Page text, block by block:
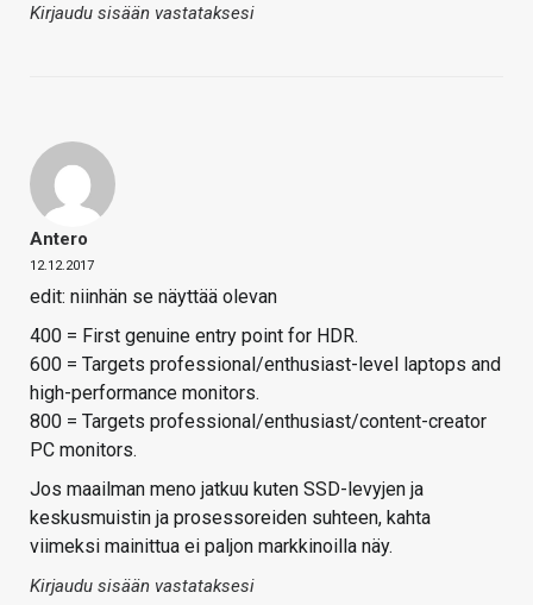
Kirjaudu sisään vastataksesi
Antero
12.12.2017
edit: niinhän se näyttää olevan
400 = First genuine entry point for HDR.
600 = Targets professional/enthusiast-level laptops and
high-performance monitors.
800 = Targets professional/enthusiast/content-creator
PC monitors.
Jos maailman meno jatkuu kuten SSD-levyjen ja
keskusmuistin ja prosessoreiden suhteen, kahta
viimeksi mainittua ei paljon markkinoilla näy.
Kirjaudu sisään vastataksesi